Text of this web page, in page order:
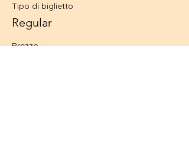
Tipo di biglietto
Regular
Prezzo